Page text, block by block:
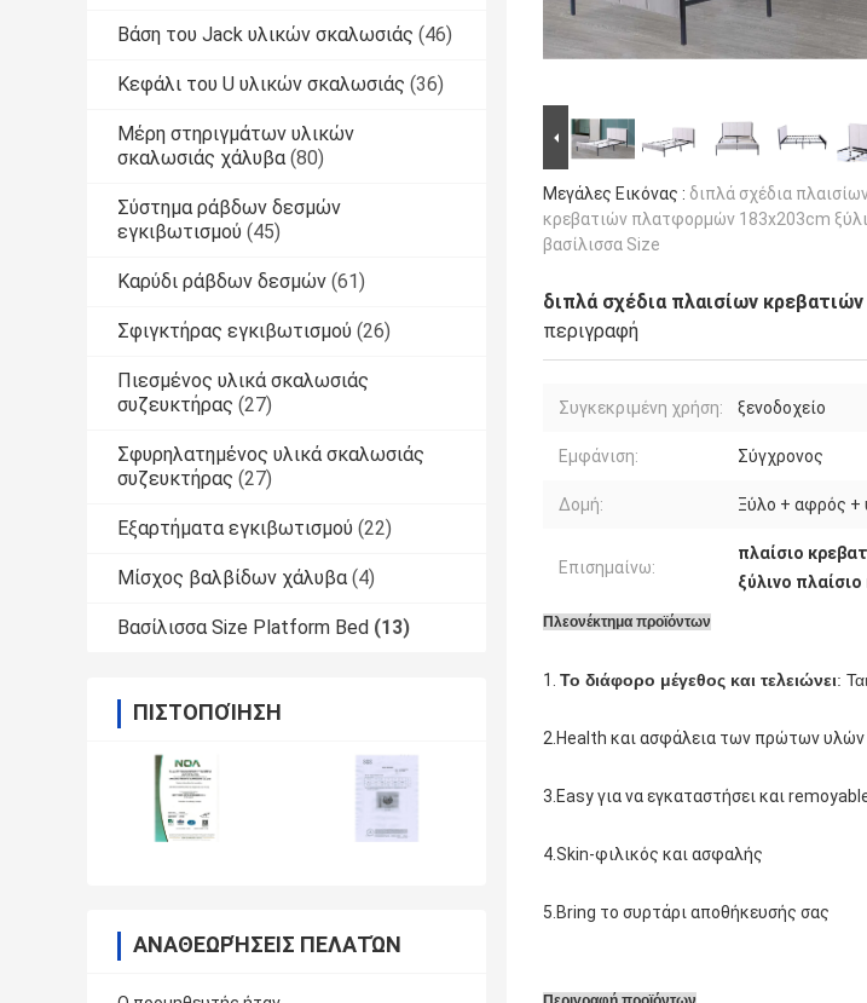
Βάση του Jack υλικών σκαλωσιάς (46)
Κεφάλι του U υλικών σκαλωσιάς (36)
Μέρη στηριγμάτων υλικών
σκαλωσιάς χάλυβα (80)
Σύστημα ράβδων δεσμών
εγκιβωτισμού (45)
Καρύδι ράβδων δεσμών (61)
Σφιγκτήρας εγκιβωτισμού (26)
Πιεσμένος υλικά σκαλωσιάς
συζευκτήρας (27)
Σφυρηλατημένος υλικά σκαλωσιάς
συζευκτήρας (27)
Εξαρτήματα εγκιβωτισμού (22)
Μίσχος βαλβίδων χάλυβα (4)
Βασίλισσα Size Platform Bed (13)
ΠΙΣΤΟΠΟΊΗΣΗ
ΑΝΑΘΕΩΡΉΣΕΙΣ ΠΕΛΑΤΏΝ
Μεγάλες Εικόνας : διπλά σχέδια
κρεβατιών πλατφορμών 183x203cm
βασίλισσα Size
διπλά σχέδια πλαισίων
περιγραφή
Συγκεκριμένη χρήση: ξενοδοχείο
Εμφάνιση: Σύγχρονος
Δομή: Ξύλο + αφρός +
Επισημαίνω:
πλαίσιο
ξύλινο
Πλεονέκτημα προϊόντων
1. Το διάφορο μέγεθος και τελειώνει:
2.Health και ασφάλεια των πρώτων υλών
3.Easy για να εγκαταστήσει και
4.Skin-φιλικός και ασφαλής
5.Bring το συρτάρι αποθήκευσής σας